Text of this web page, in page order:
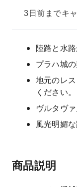
3日前までキ
陸路と水
プラハ城
地元のレ
ください。
ヴルタヴ
風光明媚
商品説明